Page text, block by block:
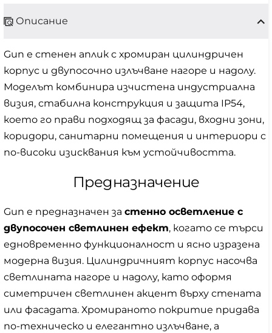
Описание
Gun е стенен аплик с хромиран цилиндричен
корпус и двупосочно излъчване нагоре и надолу.
Моделът комбинира изчистена индустриална
визия, стабилна конструкция и защита IP54,
което го прави подходящ за фасади, входни зони,
коридори, санитарни помещения и интериори с
по-високи изисквания към устойчивостта.
Предназначение
Gun е предназначен за стенно осветление с
двупосочен светлинен ефект, когато се търси
едновременно функционалност и ясно изразена
модерна визия. Цилиндричният корпус насочва
светлината нагоре и надолу, като оформя
симетричен светлинен акцент върху стената
или фасадата. Хромираното покритие придава
по-техническо и елегантно излъчване, а